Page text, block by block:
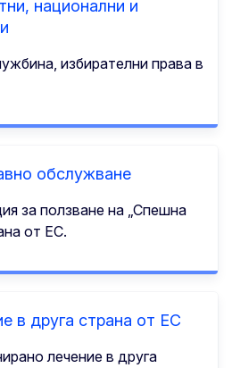
национални и
избирателни права в
обслужване
за ползване на „Спешна
от ЕС.
в друга страна от ЕС
лечение в друга